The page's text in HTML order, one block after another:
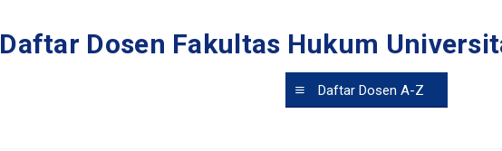
Daftar Dosen Fakultas Hukum
Daftar Dosen A-Z